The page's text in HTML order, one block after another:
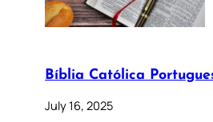
Bíblia Católica
July 16, 2025